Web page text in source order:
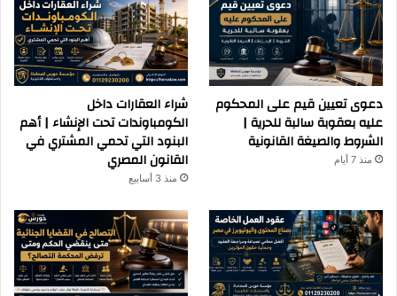
دعوى تعيين قيم على المحكوم
عليه بعقوبة سالبة للحرية |
الشروط والصيغة القانونية
منذ 7 أيام
شراء العقارات داخل
الكومباوندات تحت الإنشاء | أهم
البنود التي تحمي المشتري في
القانون المصري
منذ 3 أسابيع